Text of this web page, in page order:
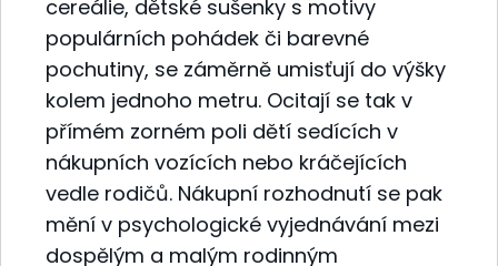
cereálie, dětské sušenky s motivy
populárních pohádek či barevné
pochutiny, se záměrně umisťují do výšky
kolem jednoho metru. Ocitají se tak v
přímém zorném poli dětí sedících v
nákupních vozících nebo kráčejících
vedle rodičů. Nákupní rozhodnutí se pak
mění v psychologické vyjednávání mezi
dospělým a malým rodinným